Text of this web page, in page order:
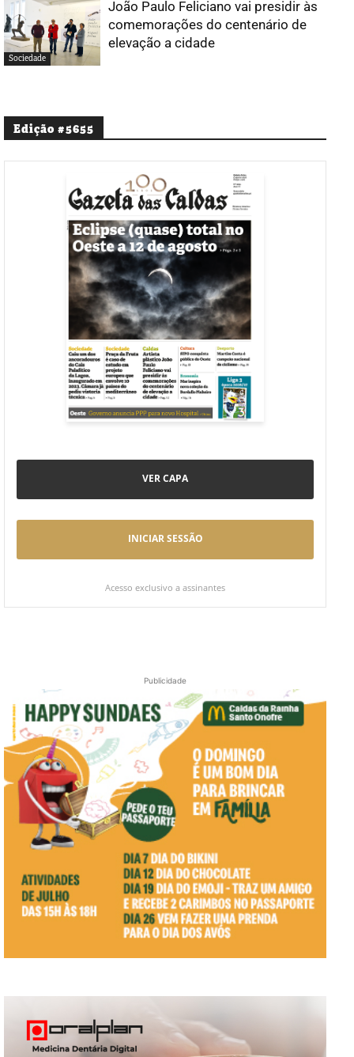
Sociedade
João Paulo Feliciano vai presidir às
comemorações do centenário de
elevação a cidade
Edição #5655
VER CAPA
INICIAR SESSÃO
Acesso exclusivo a assinantes
Publicidade